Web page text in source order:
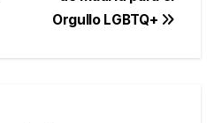
Orgullo LGBTQ+